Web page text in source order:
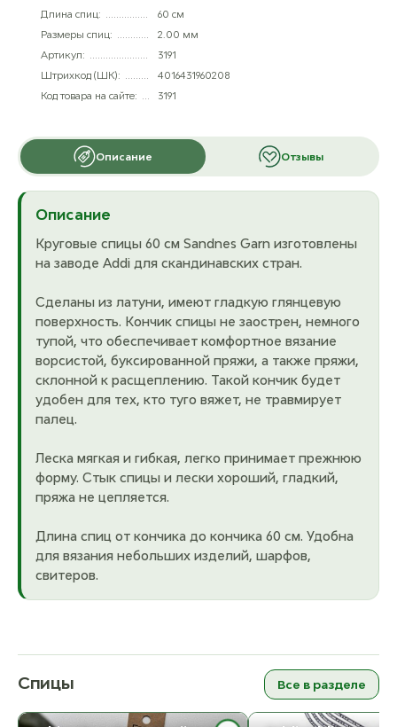
Длина спиц:
60 см
Размеры спиц:
2.00 мм
Артикул:
3191
Штрихкод (ШК):
4016431960208
Код товара на сайте:
3191
Описание Отзывы
Описание
Круговые спицы 60 см Sandnes Garn изготовлены
на заводе Addi для скандинавских стран.
Сделаны из латуни, имеют гладкую глянцевую
поверхность. Кончик спицы не заострен, немного
тупой, что обеспечивает комфортное вязание
ворсистой, буксированной пряжи, а также пряжи,
склонной к расщеплению. Такой кончик будет
удобен для тех, кто туго вяжет, не травмирует
палец.
Леска мягкая и гибкая, легко принимает прежнюю
форму. Стык спицы и лески хороший, гладкий,
пряжа не цепляется.
Длина спиц от кончика до кончика 60 см. Удобна
для вязания небольших изделий, шарфов,
свитеров.
Спицы Все в разделе